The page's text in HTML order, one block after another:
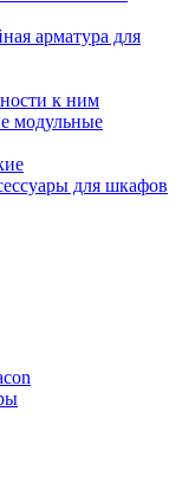
арматура для
к ним
модульные
для шкафов